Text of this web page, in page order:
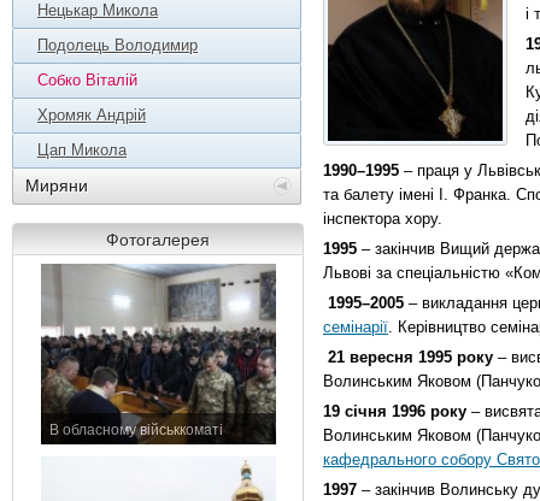
Нецькар Микола
Подолець Володимир
Собко Віталій
Хромяк Андрій
Цап Микола
Миряни
Фотогалерея
В обласному військкоматі
і
1990–1995 – праця у
та балету імені І. Франка.
інспектора хору.
1995 – закінчив Вищий
Львові за спеціальністю
1995–2005 – викладання
семінарії. Керівництво
21 вересня 1995 року –
Волинським Яковом
19 січня 1996 року –
Волинським Яковом
кафедрального собору
1997 – закінчив Волинську